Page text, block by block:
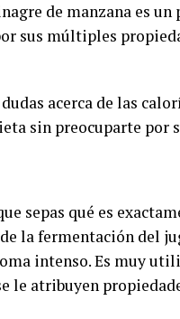
de manzana es un
sus múltiples
acerca de las
sin preocuparte por
sepas qué es
la fermentación del
intenso. Es muy
le atribuyen